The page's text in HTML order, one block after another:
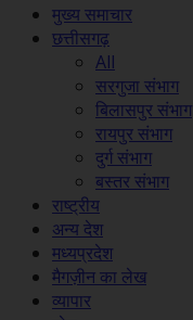
मुख्य समाचार
छत्तीसगढ़
All
सरगुजा संभाग
बिलासपुर संभाग
रायपुर संभाग
दुर्ग संभाग
बस्तर संभाग
राष्ट्रीय
अन्य देश
मध्यप्रदेश
मैगज़ीन का लेख
व्यापार